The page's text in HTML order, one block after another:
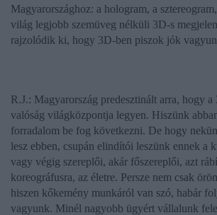
Magyarországhoz: a hologram, a
világ legjobb szemüveg nélküli 3D-s
rajzolódik ki, hogy 3D-ben piszok jók
R.J.: Magyarország predesztinált arra, hogy
valóság világközpontja legyen. Hiszünk
forradalom be fog következni. De hogy
lesz ebben, csupán elindítói leszünk ennek a
vagy végig szereplői, akár főszereplői, azt
koreográfusra, az életre. Persze nem csak
hiszen kőkemény munkáról van szó, habár
vagyunk. Minél nagyobb ügyért vállalunk